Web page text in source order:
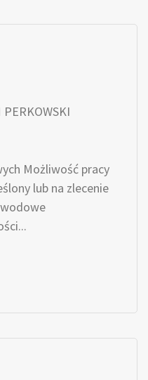
PERKOWSKI
Możliwość pracy
lub na zlecenie